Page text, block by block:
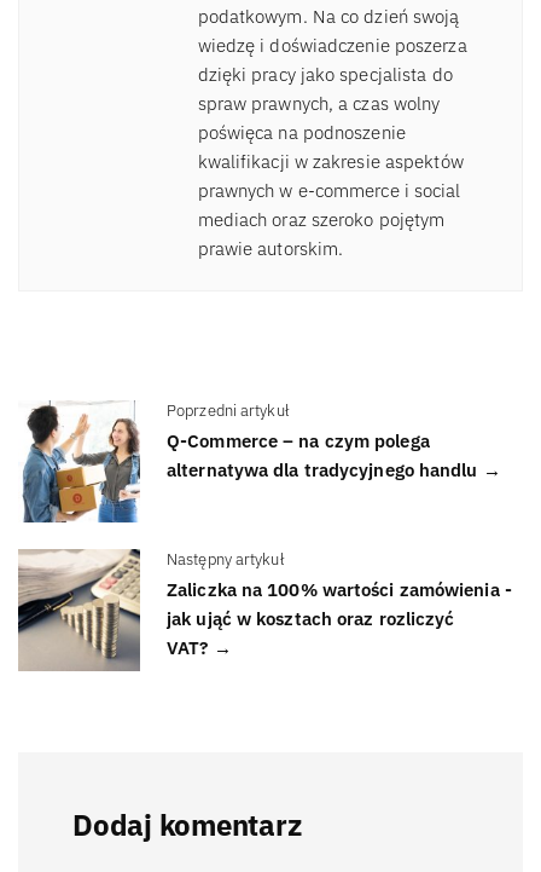
podatkowym. Na co dzień swoją
wiedzę i doświadczenie poszerza
dzięki pracy jako specjalista do
spraw prawnych, a czas wolny
poświęca na podnoszenie
kwalifikacji w zakresie aspektów
prawnych w e-commerce i social
mediach oraz szeroko pojętym
prawie autorskim.
Poprzedni artykuł
Q-Commerce – na czym polega
alternatywa dla tradycyjnego handlu →
Następny artykuł
Zaliczka na 100% wartości zamówienia -
jak ująć w kosztach oraz rozliczyć
VAT? →
Dodaj komentarz